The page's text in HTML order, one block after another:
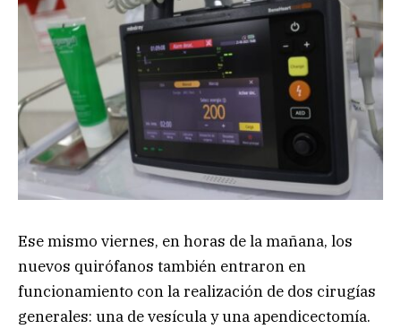
Ese mismo viernes, en horas de la mañana, los
nuevos quirófanos también entraron en
funcionamiento con la realización de dos cirugías
generales: una de vesícula y una apendicectomía.